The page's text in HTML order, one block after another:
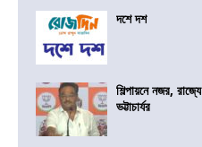
দশে দশ
শিল্পায়নে নজর,
ভট্টাচার্যর